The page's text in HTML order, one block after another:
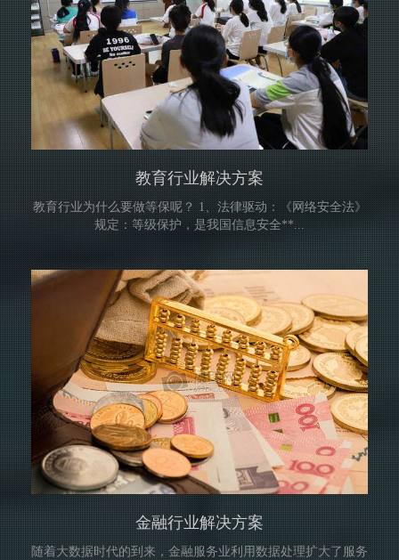
教育行业解决方案
教育行业为什么要做等保呢？ 1、法律驱动：《网络安全法》
规定：等级保护，是我国信息安全**...
金融行业解决方案
随着大数据时代的到来，金融服务业利用数据处理扩大了服务